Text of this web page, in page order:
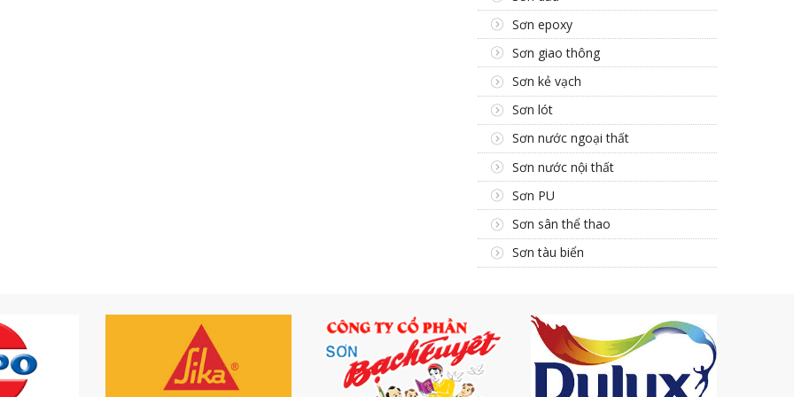
Sơn epoxy
Sơn giao thông
Sơn kẻ vạch
Sơn lót
Sơn nước ngoại thất
Sơn nước nội thất
Sơn PU
Sơn sân thể thao
Sơn tàu biển